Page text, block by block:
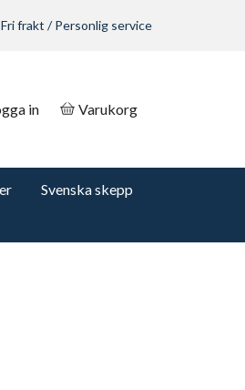
Fri frakt / Personlig service
in Varukorg
Svenska skepp